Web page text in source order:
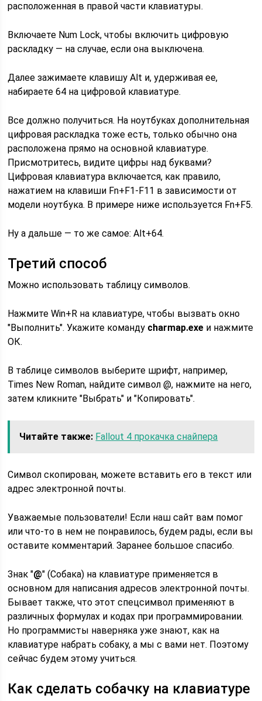
расположенная в правой части клавиатуры.
Включаете Num Lock, чтобы включить цифровую
раскладку — на случае, если она выключена.
Далее зажимаете клавишу Alt и, удерживая ее,
набираете 64 на цифровой клавиатуре.
Все должно получиться. На ноутбуках дополнительная
цифровая раскладка тоже есть, только обычно она
расположена прямо на основной клавиатуре.
Присмотритесь, видите цифры над буквами?
Цифровая клавиатура включается, как правило,
нажатием на клавиши Fn+F1-F11 в зависимости от
модели ноутбука. В примере ниже используется Fn+F5.
Ну а дальше — то же самое: Alt+64.
Третий способ
Можно использовать таблицу символов.
Нажмите Win+R на клавиатуре, чтобы вызвать окно
"Выполнить". Укажите команду charmap.exe и нажмите
ОК.
В таблице символов выберите шрифт, например,
Times New Roman, найдите символ @, нажмите на него,
затем кликните "Выбрать" и "Копировать".
Читайте также: Fallout 4 прокачка снайпера
Символ скопирован, можете вставить его в текст или
адрес электронной почты.
Уважаемые пользователи! Если наш сайт вам помог
или что-то в нем не понравилось, будем рады, если вы
оставите комментарий. Заранее большое спасибо.
Знак "@" (Собака) на клавиатуре применяется в
основном для написания адресов электронной почты.
Бывает также, что этот спецсимвол применяют в
различных формулах и кодах при программировании.
Но программисты наверняка уже знают, как на
клавиатуре набрать собаку, а мы с вами нет. Поэтому
сейчас будем этому учиться.
Как сделать собачку на клавиатуре